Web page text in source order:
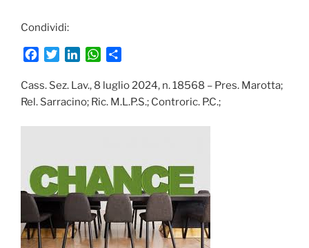
Condividi:
c
e
o
i
t
e
n
k
d
W
a
t
A
n
d
v
Cass. Sez. Lav., 8 luglio 2024, n. 18568 – Pres. Marotta;
Rel. Sarracino; Ric. M.L.P.S.; Controric. P.C.;